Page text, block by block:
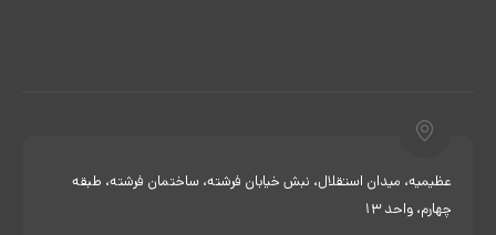
عظیمیه، میدان استقلال، نبش خیابان فرشته، ساختمان فرشته، طبقه
چهارم، واحد 13